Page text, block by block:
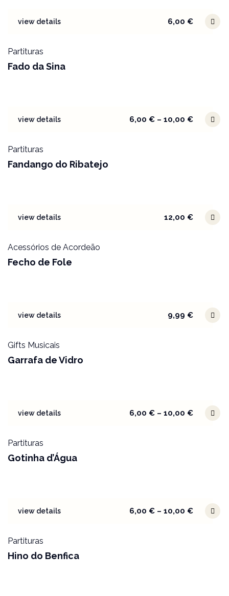
view details 6,00 €
Partituras
Fado da Sina
view details 6,00 €– 10,00 €
Partituras
Fandango do Ribatejo
view details 12,00 €
Acessórios de Acordeão
Fecho de Fole
view details 9,99 €
Gifts Musicais
Garrafa de Vidro
view details 6,00 €– 10,00 €
Partituras
Gotinha d’Água
view details 6,00 €– 10,00 €
Partituras
Hino do Benfica